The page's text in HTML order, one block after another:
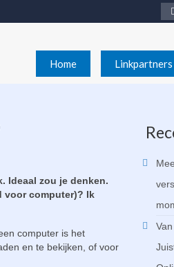
Home Linkpartners
Ideaal zou je denken.
voor computer)? Ik
computer is het
en te bekijken, of voor